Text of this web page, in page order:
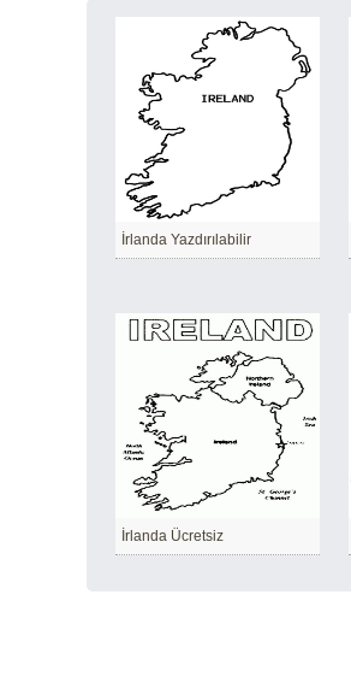
İrlanda Yazdırılabilir
İrlanda Ücretsiz